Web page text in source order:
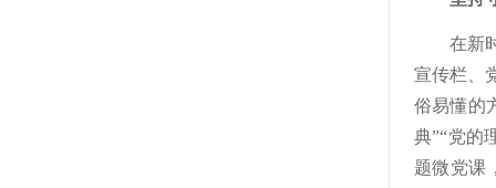
在新
宣传栏、
俗易懂的
典”“党的
题微党课